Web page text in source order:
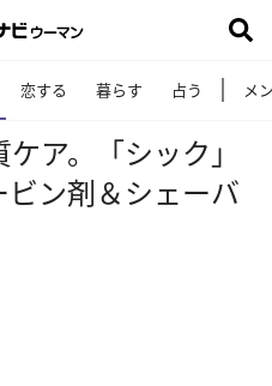
恋する 暮らす 占う メ
ア。「シック」
ン剤＆シェーバ